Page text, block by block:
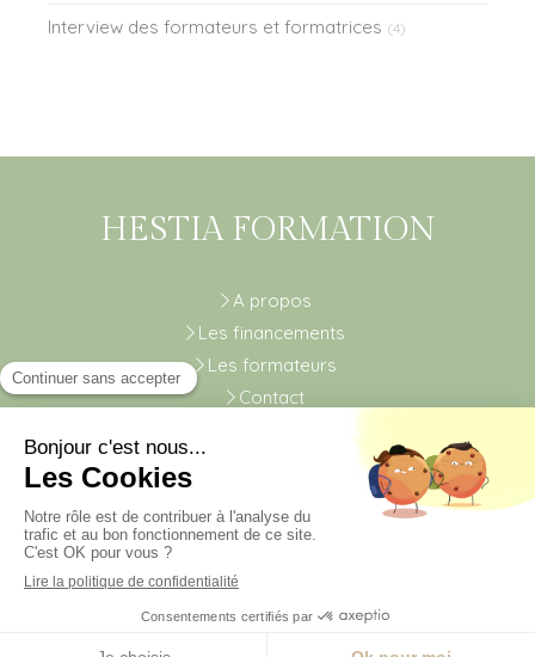
Interview des formateurs et formatrices (4)
HESTIA FORMATION
A propos
Les financements
Les formateurs
Contact
Mentions légales